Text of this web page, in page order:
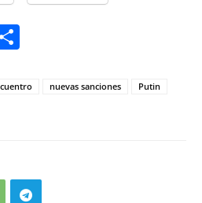
nuevas sanciones
Putin